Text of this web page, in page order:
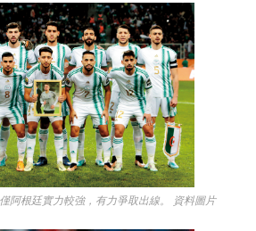
阿根廷實力較強，有力爭取出線。 資料圖片